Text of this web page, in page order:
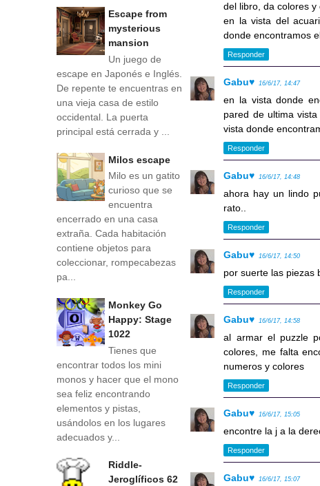
del libro, da colores y
en la vista del
donde encontramos
Responder
Gabu♥ 16/6/17, 14:47
en la vista donde
pared de ultima
vista donde
Responder
Gabu♥ 16/6/17, 14:48
ahora hay un lindo
rato..
Responder
Gabu♥ 16/6/17, 14:50
por suerte las piezas
Responder
Gabu♥ 16/6/17, 14:58
al armar el puzzle
colores, me falta
numeros y colores
Responder
Gabu♥ 16/6/17, 15:05
encontre la j a la
Responder
Gabu♥ 16/6/17, 15:07
Escape from
mysterious
mansion
Un juego de
escape en Japonés e Inglés.
De repente te encuentras en
una vieja casa de estilo
occidental. La puerta
principal está cerrada y ...
Milos escape
Milo es un gatito
curioso que se
encuentra
encerrado en una casa
extraña. Cada habitación
contiene objetos para
coleccionar, rompecabezas
pa...
Monkey Go
Happy: Stage
1022
Tienes que
encontrar todos los mini
monos y hacer que el mono
sea feliz encontrando
elementos y pistas,
usándolos en los lugares
adecuados y...
Riddle-
Jeroglíficos 62